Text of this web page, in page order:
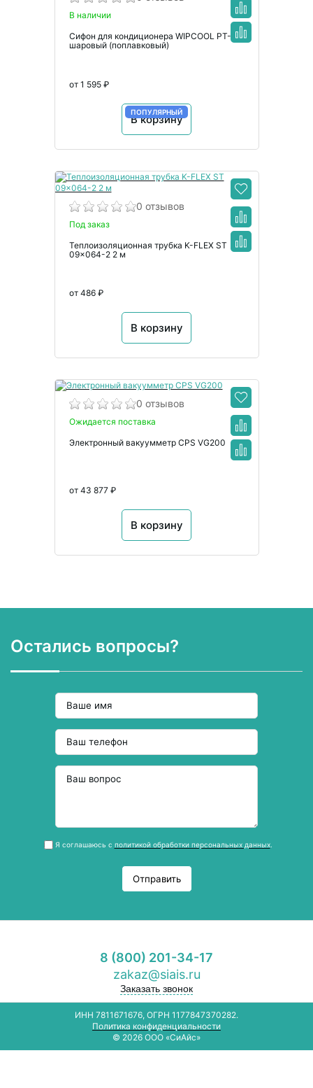
В наличии
Сифон для кондиционера WIPCOOL PT-25
шаровый (поплавковый)
от 1 595 ₽
В корзину
ПОПУЛЯРНЫЙ
0 отзывов
Под заказ
Теплоизоляционная трубка K-FLEX ST
09x064-2 2 м
от 486 ₽
В корзину
0 отзывов
Ожидается поставка
Электронный вакуумметр CPS VG200
от 43 877 ₽
В корзину
Остались вопросы?
Я соглашаюсь с политикой обработки персональных данных.
Отправить
8 (800) 201-34-17
zakaz@siais.ru
Заказать звонок
ИНН 7811671676, ОГРН 1177847370282.
Политика конфиденциальности
© 2026 ООО «СиАйс»